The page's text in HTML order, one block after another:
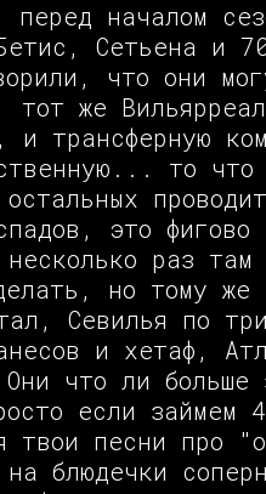
перед началом
Сетьена и
что они
тот же
и трансферную
то что
остальных
это фигово
несколько раз
но тому же
Севилья по
и хетаф,
что ли больше
если займем
твои песни про
блюдечки